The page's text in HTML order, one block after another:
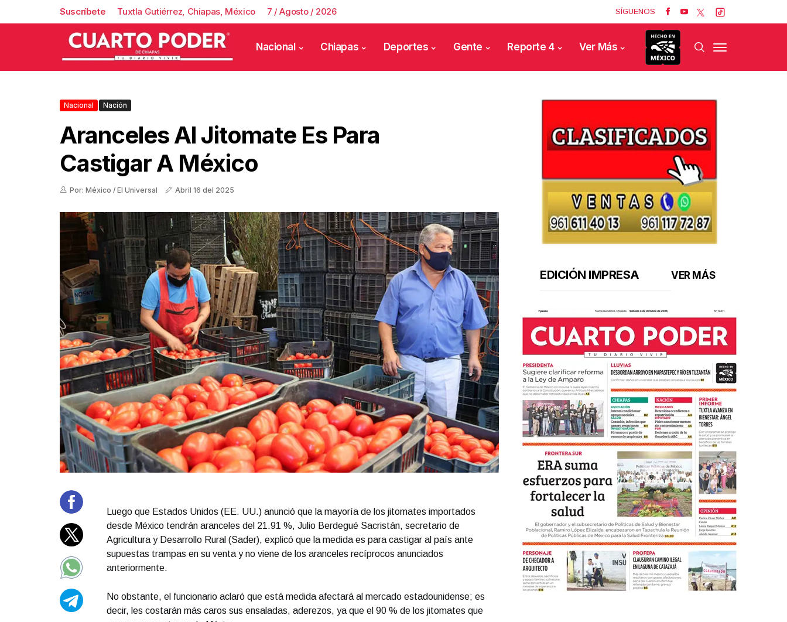
Suscríbete Tuxtla Gutiérrez, Chiapas, México 7 / Agosto / 2026 SÍGUENOS
Nacional Chiapas Deportes Gente Reporte 4 Ver Más
Nacional Nación
Aranceles Al Jitomate Es Para
Castigar A México
Por: México / El Universal Abril 16 del 2025
Luego que Estados Unidos (EE. UU.) anunció que la mayoría de los jitomates importados
desde México tendrán aranceles del 21.91 %, Julio Berdegué Sacristán, secretario de
Agricultura y Desarrollo Rural (Sader), explicó que la medida es para castigar al país ante
supuestas trampas en su venta y no viene de los aranceles recíprocos anunciados
anteriormente.
No obstante, el funcionario aclaró que está medida afectará al mercado estadounidense; es
decir, les costarán más caros sus ensaladas, aderezos, ya que el 90 % de los jitomates que
EDICIÓN IMPRESA VER MÁS